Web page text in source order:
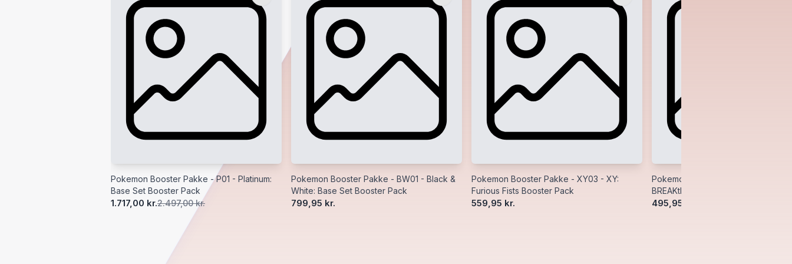
Pokemon Booster Pakke - P01 - Platinum:
Base Set Booster Pack
1.717,00 kr.2.497,00 kr.
Pokemon Booster Pakke - BW01 - Black &
White: Base Set Booster Pack
799,95 kr.
Pokemon Booster Pakke - XY03 - XY:
Furious Fists Booster Pack
559,95 kr.
Pokemon Booster Pakke - XY08 -
BREAKthrough Booster Pack
495,95 kr.